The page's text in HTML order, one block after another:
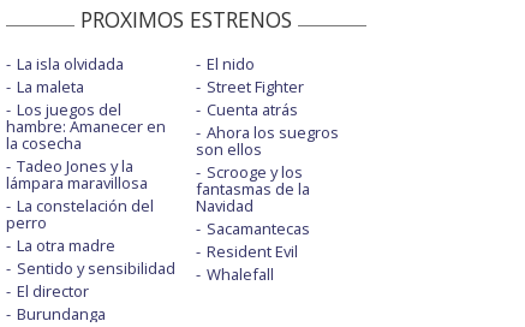
PROXIMOS ESTRENOS
La isla olvidada
La maleta
Los juegos del
hambre: Amanecer en
la cosecha
Tadeo Jones y la
lámpara maravillosa
La constelación del
perro
La otra madre
Sentido y sensibilidad
El director
Burundanga
El nido
Street Fighter
Cuenta atrás
Ahora los suegros
son ellos
Scrooge y los
fantasmas de la
Navidad
Sacamantecas
Resident Evil
Whalefall